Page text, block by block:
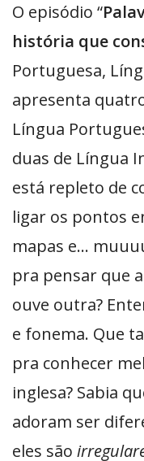
O episódio “
história que
Portuguesa,
apresenta
Língua
duas de Língua
está repleto de
ligar os pontos
mapas e…
pra pensar que
ouve outra?
e fonema. Que
pra conhecer
inglesa? Sabia
adoram ser
eles são